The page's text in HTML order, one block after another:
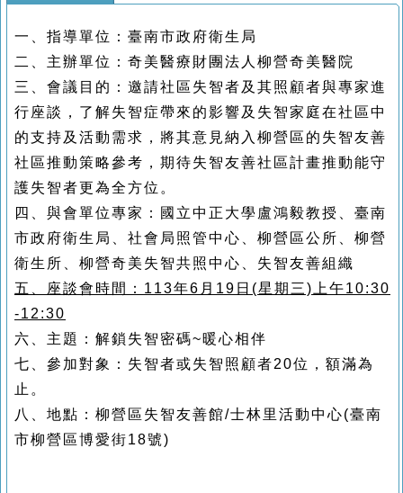
一、指導單位：臺南市政府衛生局
二、主辦單位：奇美醫療財團法人柳營奇美醫院
三、會議目的：邀請社區失智者及其照顧者與專家進
行座談，了解失智症帶來的影響及失智家庭在社區中
的支持及活動需求，將其意見納入柳營區的失智友善
社區推動策略參考，期待失智友善社區計畫推動能守
護失智者更為全方位。
四、與會單位專家：
國立中正大學盧鴻毅教授、臺南
市政府衛生局、社會局照管中心、柳營區公所、柳營
衛生所、柳營奇美失智共照中心、失智友善組織
五、座談會時間：113年6月19日(星期三)上午10:30
-12:30
六、主題：解鎖失智密碼~暖心相伴
七、參加對象：失智者或失智照顧者20位，額滿為
止。
八、地點：柳營區失智友善館/士林里活動中心(臺南
市柳營區博愛街18號)